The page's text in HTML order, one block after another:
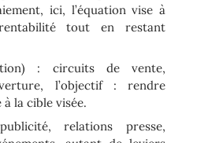
ici, l’équation vise à
tout en restant
: circuits de vente,
l’objectif : rendre
à la cible visée.
relations presse,